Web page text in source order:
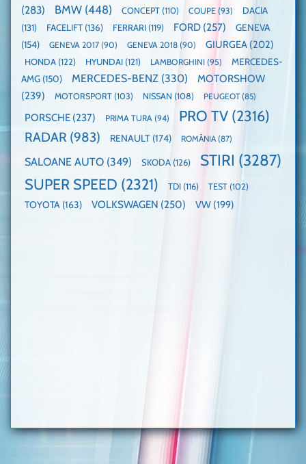
WCOTY
(283)
BMW (448) CONCEPT (110) COUPE (93)
DACIA
(131)
FACELIFT (136) FERRARI (119) FORD (257)
GENEVA
(154)
GENEVA 2017 (90) GENEVA 2018 (90) GIURGEA (202)
HONDA (122) HYUNDAI (121) LAMBORGHINI (95)
MERCEDES-
AMG (150) MERCEDES-BENZ (330)
MOTORSHOW
(239)
MOTORSPORT (103) NISSAN (108) PEUGEOT(85)
PORSCHE (237) PRIMA TURA (94) PRO TV (2316)
RADAR (983) RENAULT (174) ROMÂNIA(87)
SALOANE AUTO (349) SKODA (126) STIRI (3287)
SUPER SPEED (2321) TDI (116) TEST (102)
TOYOTA (163) VOLKSWAGEN (250) VW (199)